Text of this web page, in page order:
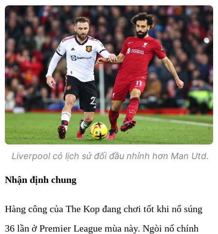
Liverpool có lịch sử đối đầu nhỉnh hơn Man Utd.
Nhận định chung
Hàng công của The Kop đang chơi tốt khi nổ súng
36 lần ở Premier League mùa này. Ngòi nổ chính